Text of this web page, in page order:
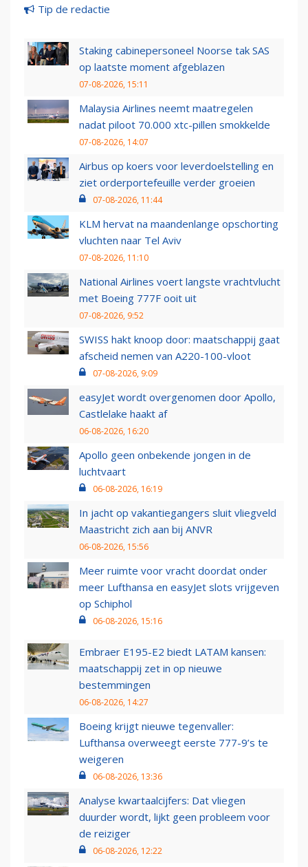
Tip de redactie
Staking cabinepersoneel Noorse tak SAS
op laatste moment afgeblazen
07-08-2026, 15:11
Malaysia Airlines neemt maatregelen
nadat piloot 70.000 xtc-pillen smokkelde
07-08-2026, 14:07
Airbus op koers voor leverdoelstelling en
ziet orderportefeuille verder groeien
07-08-2026, 11:44
KLM hervat na maandenlange opschorting
vluchten naar Tel Aviv
07-08-2026, 11:10
National Airlines voert langste vrachtvlucht
met Boeing 777F ooit uit
07-08-2026, 9:52
SWISS hakt knoop door: maatschappij gaat
afscheid nemen van A220-100-vloot
07-08-2026, 9:09
easyJet wordt overgenomen door Apollo,
Castlelake haakt af
06-08-2026, 16:20
Apollo geen onbekende jongen in de
luchtvaart
06-08-2026, 16:19
In jacht op vakantiegangers sluit vliegveld
Maastricht zich aan bij ANVR
06-08-2026, 15:56
Meer ruimte voor vracht doordat onder
meer Lufthansa en easyJet slots vrijgeven
op Schiphol
06-08-2026, 15:16
Embraer E195-E2 biedt LATAM kansen:
maatschappij zet in op nieuwe
bestemmingen
06-08-2026, 14:27
Boeing krijgt nieuwe tegenvaller:
Lufthansa overweegt eerste 777-9’s te
weigeren
06-08-2026, 13:36
Analyse kwartaalcijfers: Dat vliegen
duurder wordt, lijkt geen probleem voor
de reiziger
06-08-2026, 12:22